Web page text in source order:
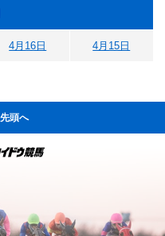
4月16日 4月15日
頭へ